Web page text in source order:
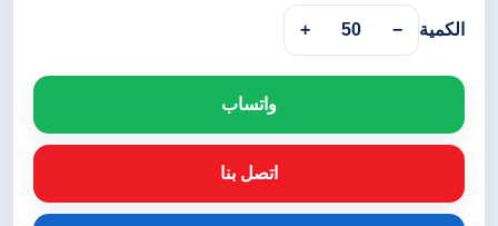
الكمية −
50
+
واتساب
اتصل بنا